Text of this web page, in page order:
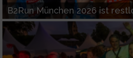
B2Run München 2026 ist